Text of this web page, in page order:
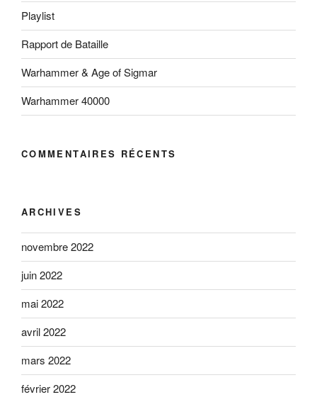
Playlist
Rapport de Bataille
Warhammer & Age of Sigmar
Warhammer 40000
COMMENTAIRES RÉCENTS
ARCHIVES
novembre 2022
juin 2022
mai 2022
avril 2022
mars 2022
février 2022